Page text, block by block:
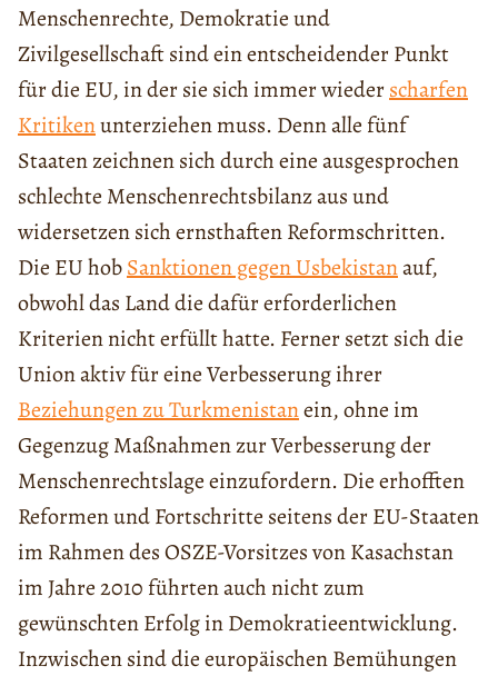
Menschenrechte, Demokratie und
Zivilgesellschaft sind ein entscheidender Punkt
für die EU, in der sie sich immer wiederscharfen
Kritikenunterziehen muss. Denn alle fünf
Staaten zeichnen sich durch eine ausgesprochen
schlechte Menschenrechtsbilanz aus und
widersetzen sich ernsthaften Reformschritten.
Die EU hobSanktionen gegen Usbekistanauf,
obwohl das Land die dafür erforderlichen
Kriterien nicht erfüllt hatte. Ferner setzt sich die
Union aktiv für eine Verbesserung ihrer
Beziehungen zu Turkmenistanein, ohne im
Gegenzug Maßnahmen zur Verbesserung der
Menschenrechtslage einzufordern. Die erhofften
Reformen und Fortschritte seitens der EU-Staaten
im Rahmen des OSZE-Vorsitzes von Kasachstan
im Jahre 2010 führten auch nicht zum
gewünschten Erfolg in Demokratieentwicklung.
Inzwischen sind die europäischen Bemühungen